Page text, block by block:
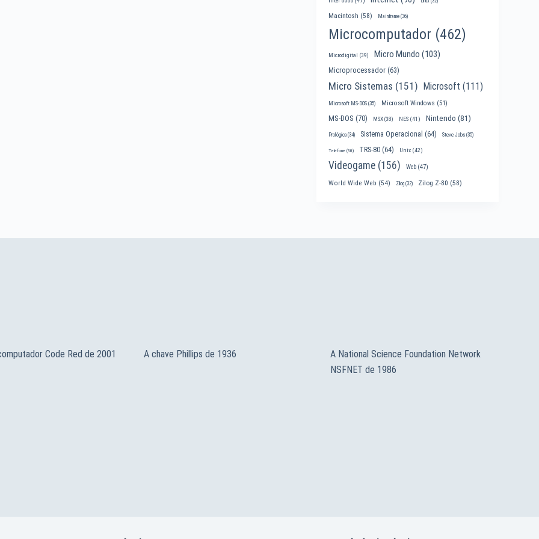
Macintosh (58) Mainframe (36)
Microcomputador (462)
Microdigital (39) Micro Mundo (103)
Microprocessador (63)
Micro Sistemas (151) Microsoft (111)
Microsoft MS-DOS (35) Microsoft Windows (51)
MS-DOS (70) MSX(38) NES (41) Nintendo (81)
Prológica (34) Sistema Operacional (64) Steve Jobs (35)
Telefone (30) TRS-80 (64) Unix (42)
Videogame (156) Web (47)
World Wide Web (54) Zilog (32) Zilog Z-80 (58)
Code Red de 2001 A chave Phillips de 1936
A National Science Foundation Network
NSFNET de 1986